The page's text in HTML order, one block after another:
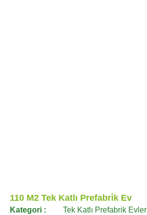
110 M2 Tek Katlı Prefabri̇k Ev
Kategori :
Tek Katlı Prefabrik Evler